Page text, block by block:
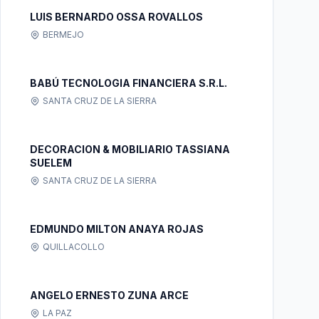
LUIS BERNARDO OSSA ROVALLOS
BERMEJO
BABÚ TECNOLOGIA FINANCIERA S.R.L.
SANTA CRUZ DE LA SIERRA
DECORACION & MOBILIARIO TASSIANA
SUELEM
SANTA CRUZ DE LA SIERRA
EDMUNDO MILTON ANAYA ROJAS
QUILLACOLLO
ANGELO ERNESTO ZUNA ARCE
LA PAZ